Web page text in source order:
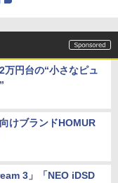
万円台の“小さなピュ
けブランドHOMUR
3」「NEO iDSD